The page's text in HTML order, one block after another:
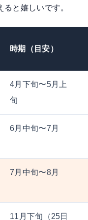
と嬉しいです。
時期（目安）
4月下旬〜5月上
旬
6月中旬〜7月
7月中旬〜8月
11月下旬（25日